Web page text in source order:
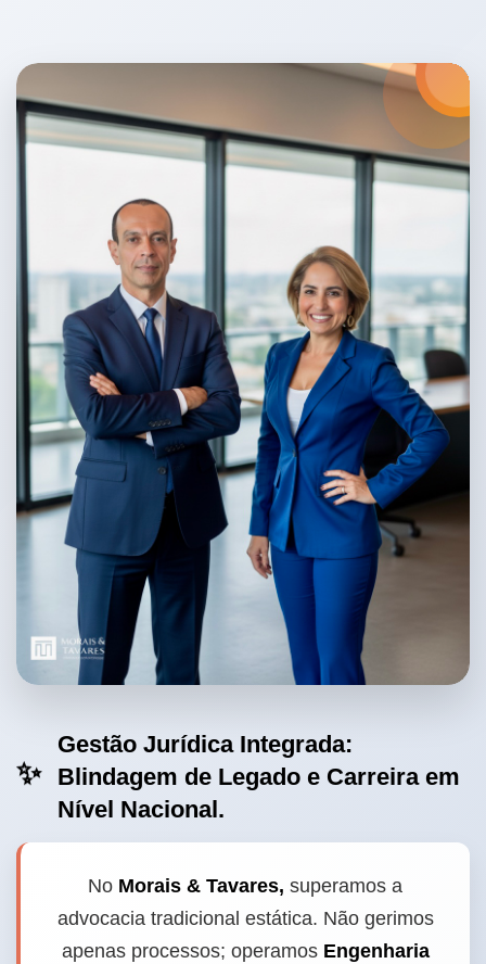
✨
Gestão Jurídica Integrada:
Blindagem de Legado e Carreira em
Nível Nacional.
No Morais & Tavares, superamos a
advocacia tradicional estática. Não gerimos
apenas processos; operamos Engenharia